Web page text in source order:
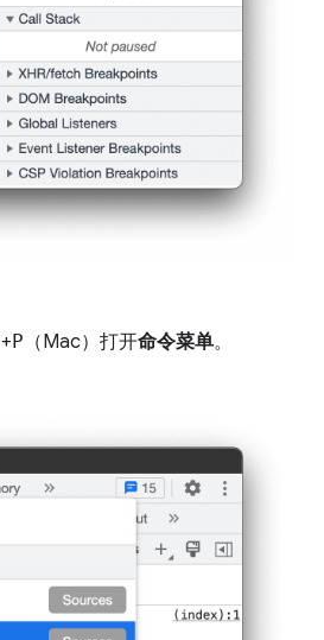
+P （Mac）打开命令菜单。